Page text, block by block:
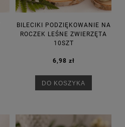
BILECIKI PODZIĘKOWANIE NA
ROCZEK LEŚNE ZWIERZĘTA
10SZT
6,98 zł
DO KOSZYKA